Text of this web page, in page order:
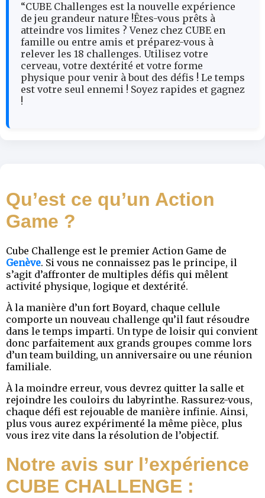
“CUBE Challenges est la nouvelle expérience
de jeu grandeur nature !Êtes-vous prêts à
atteindre vos limites ? Venez chez CUBE en
famille ou entre amis et préparez-vous à
relever les 18 challenges. Utilisez votre
cerveau, votre dextérité et votre forme
physique pour venir à bout des défis ! Le temps
est votre seul ennemi ! Soyez rapides et gagnez
!
Qu’est ce qu’un Action
Game ?
Cube Challenge est le premier Action Game de
Genève. Si vous ne connaissez pas le principe, il
s’agit d’affronter de multiples défis qui mêlent
activité physique, logique et dextérité.
À la manière d’un fort Boyard, chaque cellule
comporte un nouveau challenge qu’il faut résoudre
dans le temps imparti. Un type de loisir qui convient
donc parfaitement aux grands groupes comme lors
d’un team building, un anniversaire ou une réunion
familiale.
À la moindre erreur, vous devrez quitter la salle et
rejoindre les couloirs du labyrinthe. Rassurez-vous,
chaque défi est rejouable de manière infinie. Ainsi,
plus vous aurez expérimenté la même pièce, plus
vous irez vite dans la résolution de l’objectif.
Notre avis sur l’expérience
CUBE CHALLENGE :